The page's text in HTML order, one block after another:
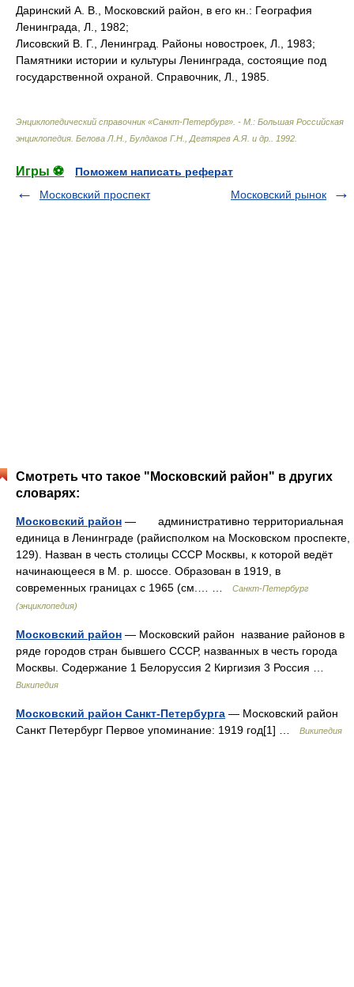
Даринский А. В., Московский район, в его кн.: География
Ленинграда, Л., 1982;
Лисовский В. Г., Ленинград. Районы новостроек, Л., 1983;
Памятники истории и культуры Ленинграда, состоящие под
государственной охраной. Справочник, Л., 1985.
Энциклопедический справочник «Санкт-Петербург». - М.: Большая Российская
энциклопедия Белова Л.Н., Булдаков Г.Н., Дегтярев А.Я. и др. 1992
Игры ⚽
Поможем написать реферат
Московский проспект
Московский рынок
Смотреть что такое "Московский район" в других
словарях:
Московский район — административно территориальная
единица в Ленинграде (райисполком на Московском проспекте,
129). Назван в честь столицы СССР Москвы, к которой ведёт
начинающееся в М. р. шоссе. Образован в 1919, в
современных границах с 1965 (см.… …
Санкт-Петербург
(энциклопедия)
Московский район — Московский район название районов в
ряде городов стран бывшего СССР, названных в честь города
Москвы. Содержание 1 Белоруссия 2 Киргизия 3 Россия …
Википедия
Московский район Санкт-Петербурга — Московский район
Санкт Петербург Первое упоминание: 1919 год[1] …
Википедия